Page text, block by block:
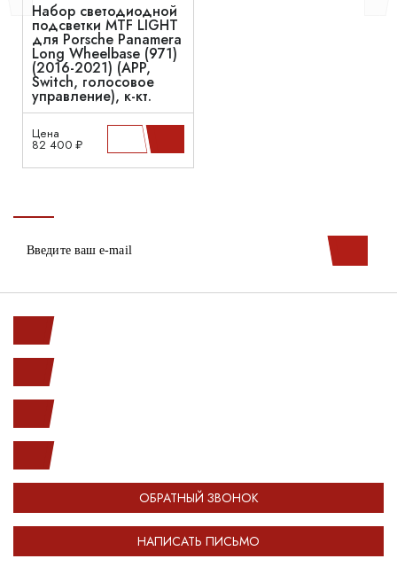
Набор светодиодной
подсветки MTF LIGHT
для Porsche Panamera
Long Wheelbase (971)
(2016-2021) (APP,
Switch, голосовое
управление), к-кт.
Цена
82 400 ₽
ОБРАТНЫЙ ЗВОНОК
НАПИСАТЬ ПИСЬМО